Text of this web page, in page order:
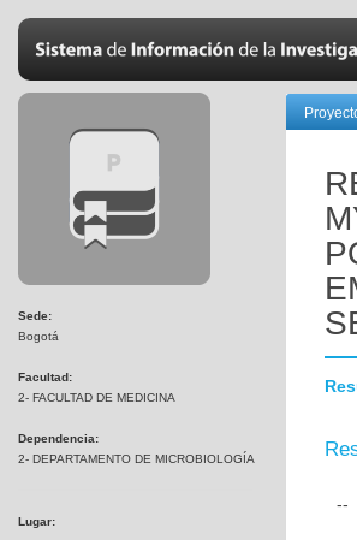
Sede:
Bogotá
Facultad:
2- FACULTAD DE MEDICINA
Dependencia:
2- DEPARTAMENTO DE MICROBIOLOGÍA
Lugar:
--